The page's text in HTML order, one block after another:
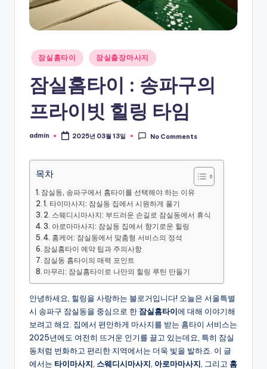
Posted
in
잠실홈타이 잠실출장마사지
잠실홈타이 : 송파구의
프라이빗 힐링 타임
Posted
admin 2025년 03월 13일 No Comments
목차
잠실동, 송파구에서 홈타이를 선택해야 하는 이유
1. 타이마사지: 잠실동 집에서 시원하게 풀기
2. 스웨디시마사지: 부드러운 손길로 잠실동에서 휴식
3. 아로마마사지: 잠실동 집에서 향기로운 힐링
4. 홈케어: 잠실동에서 맞춤형 서비스의 정석
잠실홈타이 예약 팁과 주의사항
잠실동 홈타이의 매력 포인트
마무리: 잠실홈타이로 나만의 힐링 루틴 만들기
안녕하세요, 힐링을 사랑하는 블로거입니다! 오늘은 서울특별
시 송파구 잠실동을 중심으로 한 잠실홈타이에 대해 이야기해
보려고 해요. 집에서 편안하게 마사지를 받는 홈타이 서비스는
2025년에도 여전히 뜨거운 인기를 끌고 있는데요, 특히 잠실
동처럼 번화하고 편리한 지역에서는 더욱 빛을 발하죠. 이 글
에서는 타이마사지 스웨디시마사지 아로마마사지 , 그리고 홈